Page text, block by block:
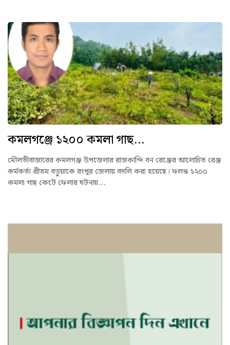
কমলগঞ্জে ১২০০ কমলা গাছ...
মৌলভীবাজারের কমলগঞ্জ উপজেলার রাজকান্দি বন রেঞ্জের আলোচিত রেঞ্জ
কর্মকর্তা প্রীতম বড়ুয়াকে রংপুর জেলায় বদলি করা হয়েছে। ফলন্ত ১২০০
কমলা গাছ কেটে ফেলার ঘটনায়...